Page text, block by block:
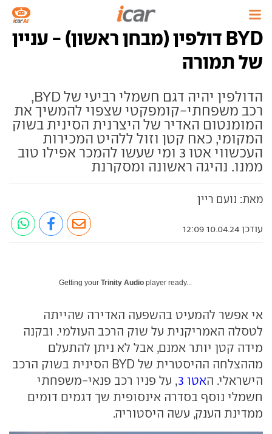
BYD דולפין (מבחן ראשון) - עניין
של תמורה
הדולפין יהיה דגם חשמלי רביעי של BYD,
רכב משפחתי-קומפקטי שצפוי להמשיך את
המומנטום האדיר של היצרנית הסינית בשוק
המקומי, כאח קטן וזול ללהיט המכירות
העכשווי אטו 3 ומי שעשו להמכר אפילו טוב
ממנו. נהיגה ראשונה ומסקרנת
מאת: נועם ריין
עודכן 10.04.24 12:09
Getting your Trinity Audio player ready...
אי אפשר להמעיט בהשפעה האדירה שהייתה
לטסלה האמריקנית על שוק הרכב העולמי. ובקנה
מידה קטן יותר אמנם, אבל לא ניתן להתעלם
מההצלחה ההיסטרית של BYD הסינית בשוק הרכב
הישראלי. האטו 3
, על פניו רכב פנאי-משפחתי
חשמלי נוסף בסדרה אינסופית שך דגמים דומים
ממדינת הענק, עשה היסטוריה.